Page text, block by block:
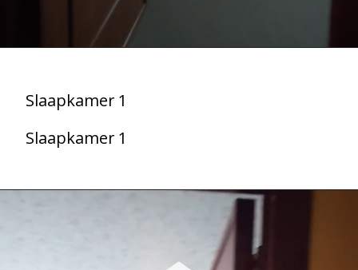
Slaapkamer 1
Slaapkamer 1